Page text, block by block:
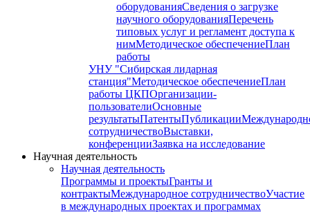
оборудованияСведения о загрузке
научного оборудованияПеречень
типовых услуг и регламент доступа к
нимМетодическое обеспечениеПлан
работы
УНУ "Сибирская лидарная
станция"Методическое обеспечениеПлан
работы ЦКПОрганизации-
пользователиОсновные
результатыПатентыПубликации
сотрудничествоВыставки,
конференцииЗаявка на исследование
Научная деятельность
Научная деятельность
Программы и проектыГранты и
контрактыМеждународное сотрудничествоУчастие
в международных проектах и программах